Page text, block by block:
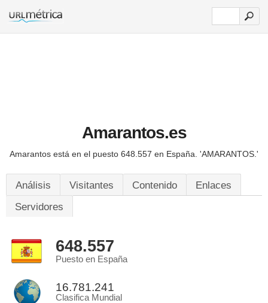
Amarantos.es
Amarantos está en el puesto 648.557 en España. 'AMARANTOS.'
Análisis Visitantes Contenido
Enlaces
Servidores
648.557
Puesto en España
16.781.241
Clasifica Mundial